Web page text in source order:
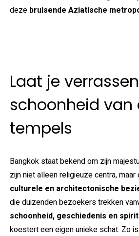
deze bruisende Aziatische
Laat je
schoonheid van
tempels
Bangkok staat bekend om zijn
zijn niet alleen religieuze centra, maar
culturele en architectonische
die duizenden bezoekers trekken
schoonheid, geschiedenis en
koestert een eigen unieke schat. Zo is